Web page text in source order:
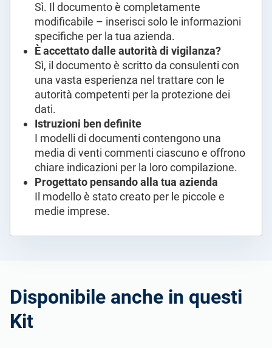
Sì. Il documento è completamente
modificabile – inserisci solo le informazioni
specifiche per la tua azienda.
È accettato dalle autorità di vigilanza?
Sì, il documento è scritto da consulenti con
una vasta esperienza nel trattare con le
autorità competenti per la protezione dei
dati.
Istruzioni ben definite
I modelli di documenti contengono una
media di venti commenti ciascuno e offrono
chiare indicazioni per la loro compilazione.
Progettato pensando alla tua azienda
Il modello è stato creato per le piccole e
medie imprese.
Disponibile anche in questi
Kit